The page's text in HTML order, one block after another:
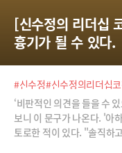
[신수정의 리더십
흉기가 될 수 있다.
#신수정#신수정의리더십
‘비판적인 의견을 들을 수
보니 이 문구가 나온다. '아
토로한 적이 있다. "솔직하